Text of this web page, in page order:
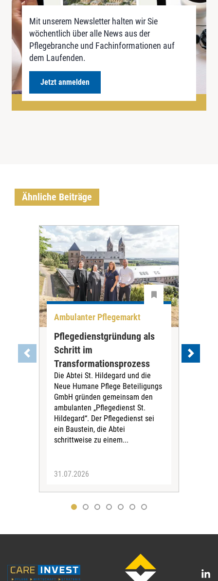
Mit unserem Newsletter halten wir Sie
wöchentlich über alle News aus der
Pflegebranche und Fachinformationen auf
dem Laufenden.
Jetzt anmelden
Ähnliche Beiträge
Ambulanter Pflegemarkt
Pflegedienstgründung als
Schritt im
Transformationsprozess
Die Abtei St. Hildegard und die
Neue Humane Pflege Beteiligungs
GmbH gründen gemeinsam den
ambulanten „Pflegedienst St.
Hildegard“. Der Pflegedienst sei
ein Baustein, die Abtei
schrittweise zu einem...
31.07.2026